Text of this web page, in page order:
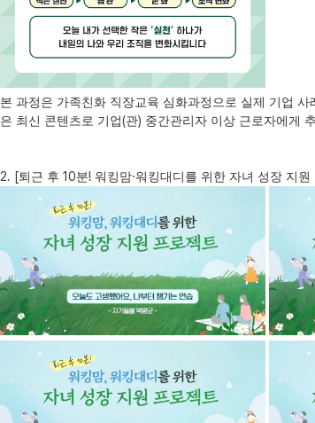
본 과정은 가족친화 직장교육 심화과정으로 실제 기업 사
은 최신 콘텐츠로 기업(관) 중간관리자 이상 근로자에게
2. [퇴근 후 10분! 워킹맘·워킹대디를 위한 자녀 성장 지원